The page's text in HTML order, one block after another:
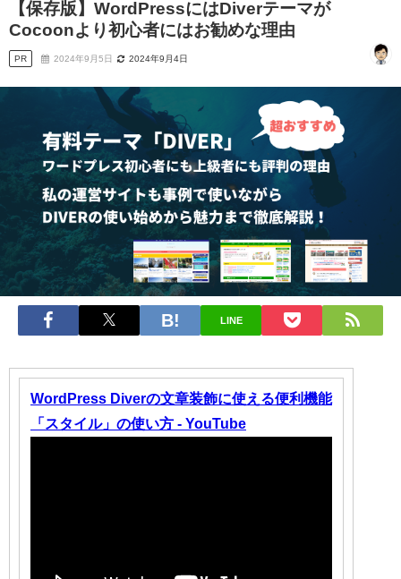
【保存版】WordPressにはDiverテーマが
Cocoonより初心者にはお勧めな理由
PR 2024年9月5日 2024年9月4日
LINE
WordPress Diverの文章装飾に使える便利機能
「スタイル」の使い方 - YouTube